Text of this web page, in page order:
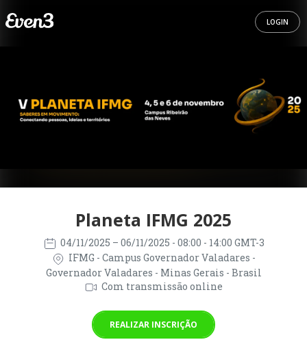
LOGIN
Planeta IFMG 2025
04/11/2025 – 06/11/2025 - 08:00 - 14:00 GMT-3
IFMG - Campus Governador Valadares -
Governador Valadares - Minas Gerais - Brasil
Com transmissão online
REALIZAR INSCRIÇÃO